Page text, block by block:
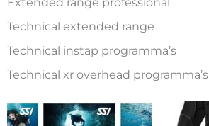
Technical extended range
Technical instap programma’s
Technical xr overhead programma’s